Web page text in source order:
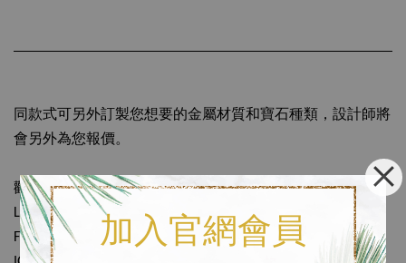
加入官網會員
同款式可另外訂製您想要的金屬材質和寶石種類，設計師將
會另外為您報價。
歡迎私訊：
LINE官方客服🔎
@rax9582t
FB粉絲專頁🔎
磨樣 MODE YANG